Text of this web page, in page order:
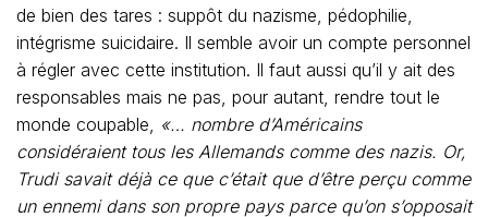
de bien des tares : suppôt du nazisme, pédophilie,
intégrisme suicidaire. Il semble avoir un compte personnel
à régler avec cette institution. Il faut aussi qu’il y ait des
responsables mais ne pas, pour autant, rendre tout le
monde coupable, «… nombre d’Américains
considéraient tous les Allemands comme des nazis. Or,
Trudi savait déjà ce que c’était que d’être perçu comme
un ennemi dans son propre pays parce qu’on s’opposait